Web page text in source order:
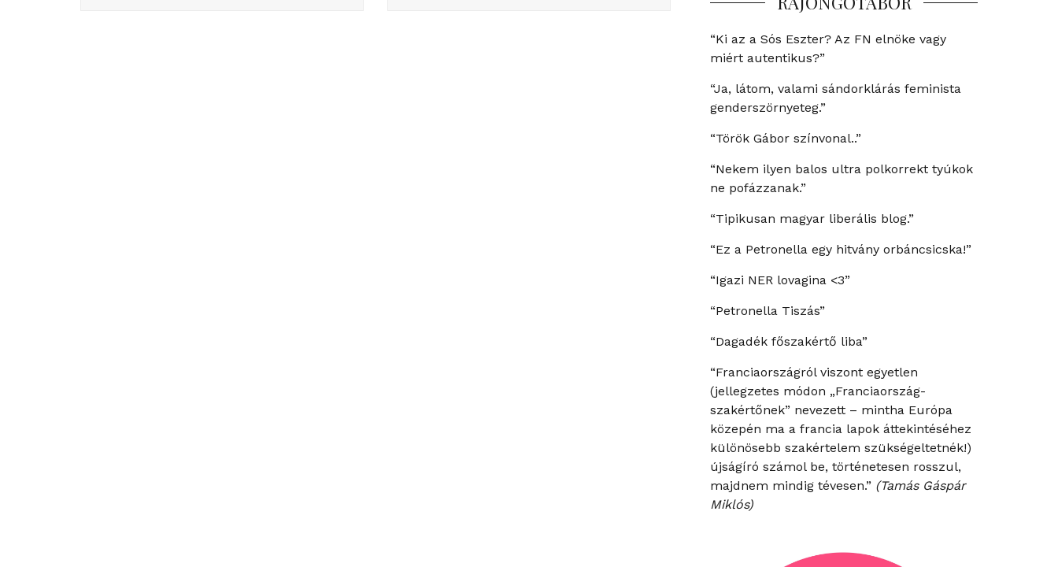
“Ki az a Sós Eszter? Az FN elnöke vagy
miért autentikus?”
“Ja, látom, valami sándorklárás feminista
genderszörnyeteg.”
“Török Gábor színvonal..”
“Nekem ilyen balos ultra polkorrekt tyúkok
ne pofázzanak.”
“Tipikusan magyar liberális blog.”
“Ez a Petronella egy hitvány orbáncsicska!”
“Igazi NER lovagina <3”
“Petronella Tiszás”
“Dagadék főszakértő liba”
“Franciaországról viszont egyetlen
(jellegzetes módon „Franciaország-
szakértőnek” nevezett – mintha Európa
közepén ma a francia lapok áttekintéséhez
különösebb szakértelem szükségeltetnék!)
újságíró számol be, történetesen rosszul,
majdnem mindig tévesen.” (Tamás Gáspár
Miklós)